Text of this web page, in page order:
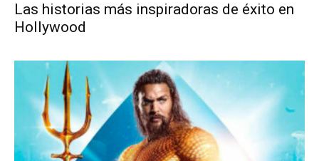
Las historias más inspiradoras de éxito en
Hollywood